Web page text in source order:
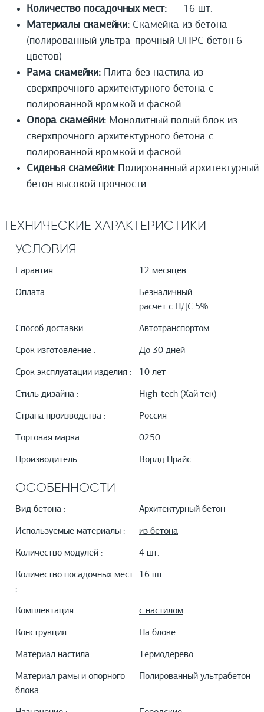
Количество посадочных мест: — 16 шт.
Материалы скамейки: Скамейка из бетона
(полированный ультра-прочный UHPС бетон 6 —
цветов)
Рама скамейки: Плита без настила из
сверхпрочного архитектурного бетона с
полированной кромкой и фаской.
Опора скамейки: Монолитный полый блок из
сверхпрочного архитектурного бетона с
полированной кромкой и фаской.
Сиденья скамейки: Полированный архитектурный
бетон высокой прочности.
ТЕХНИЧЕСКИЕ ХАРАКТЕРИСТИКИ
УСЛОВИЯ
Гарантия : 12 месяцев
Оплата :
Безналичный
расчет с НДС 5%
Способ доставки : Автотранспортом
Срок изготовление : До 30 дней
Срок эксплуатации изделия : 10 лет
Стиль дизайна : High-tech (Хай тек)
Страна производства : Россия
Торговая марка : 0250
Производитель : Ворлд Прайс
ОСОБЕННОСТИ
Вид бетона : Архитектурный бетон
Используемые материалы : из бетона
Количество модулей : 4 шт.
Количество посадочных мест
:
16 шт.
Комплектация : с настилом
Конструкция : На блоке
Материал настила : Термодерево
Материал рамы и опорного
блока :
Полированный ультрабетон